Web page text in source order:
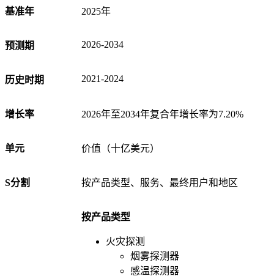
基准年 2025年
预测期 2026-2034
历史时期 2021-2024
增长率 2026年至2034年复合年增长率为7.20%
单元 价值（十亿美元）
S分割 按产品类型、服务、最终用户和地区
按产品类型
火灾探测
烟雾探测器
感温探测器